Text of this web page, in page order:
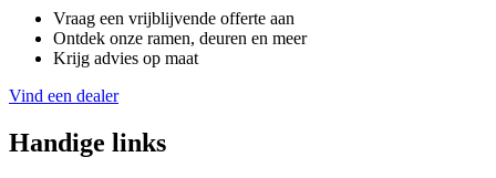
Vraag een vrijblijvende offerte aan
Ontdek onze ramen, deuren en meer
Krijg advies op maat
Vind een dealer
Handige links